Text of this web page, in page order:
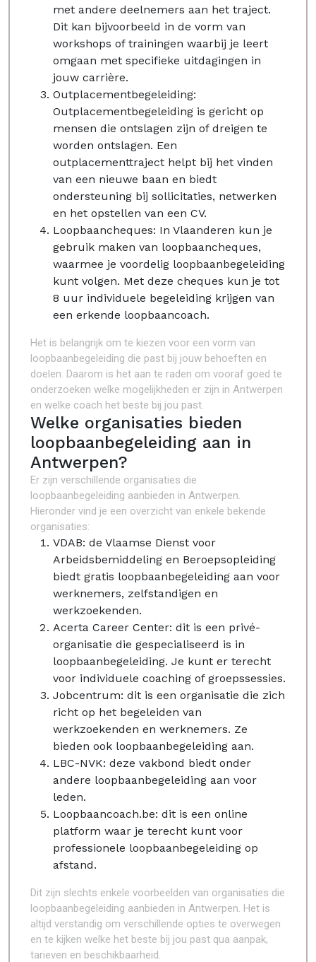
met andere deelnemers aan het traject.
Dit kan bijvoorbeeld in de vorm van
workshops of trainingen waarbij je leert
omgaan met specifieke uitdagingen in
jouw carrière.
Outplacementbegeleiding:
Outplacementbegeleiding is gericht op
mensen die ontslagen zijn of dreigen te
worden ontslagen. Een
outplacementtraject helpt bij het vinden
van een nieuwe baan en biedt
ondersteuning bij sollicitaties, netwerken
en het opstellen van een CV.
Loopbaancheques: In Vlaanderen kun je
gebruik maken van loopbaancheques,
waarmee je voordelig loopbaanbegeleiding
kunt volgen. Met deze cheques kun je tot
8 uur individuele begeleiding krijgen van
een erkende loopbaancoach.
Het is belangrijk om te kiezen voor een vorm van
loopbaanbegeleiding die past bij jouw behoeften en
doelen. Daarom is het aan te raden om vooraf goed te
onderzoeken welke mogelijkheden er zijn in Antwerpen
en welke coach het beste bij jou past.
Welke organisaties bieden
loopbaanbegeleiding aan in
Antwerpen?
Er zijn verschillende organisaties die
loopbaanbegeleiding aanbieden in Antwerpen.
Hieronder vind je een overzicht van enkele bekende
organisaties:
VDAB: de Vlaamse Dienst voor
Arbeidsbemiddeling en Beroepsopleiding
biedt gratis loopbaanbegeleiding aan voor
werknemers, zelfstandigen en
werkzoekenden.
Acerta Career Center: dit is een privé-
organisatie die gespecialiseerd is in
loopbaanbegeleiding. Je kunt er terecht
voor individuele coaching of groepssessies.
Jobcentrum: dit is een organisatie die zich
richt op het begeleiden van
werkzoekenden en werknemers. Ze
bieden ook loopbaanbegeleiding aan.
LBC-NVK: deze vakbond biedt onder
andere loopbaanbegeleiding aan voor
leden.
Loopbaancoach.be: dit is een online
platform waar je terecht kunt voor
professionele loopbaanbegeleiding op
afstand.
Dit zijn slechts enkele voorbeelden van organisaties die
loopbaanbegeleiding aanbieden in Antwerpen. Het is
altijd verstandig om verschillende opties te overwegen
en te kijken welke het beste bij jou past qua aanpak,
tarieven en beschikbaarheid.